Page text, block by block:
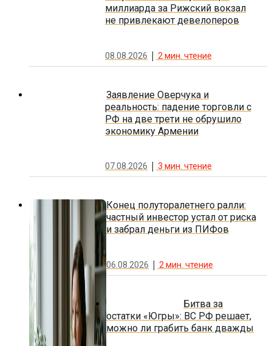
миллиарда за Рижский вокзал
не привлекают девелоперов
08.08.2026 2 мин. чтение
Заявление Оверчука и
реальность: падение торговли с
РФ на две трети не обрушило
экономику Армении
07.08.2026 3 мин. чтение
Конец полуторалетнего ралли:
частный инвестор устал от риска
и забрал деньги из ПИФов
06.08.2026 2 мин. чтение
Битва за
остатки «Югры»: ВС РФ решает,
можно ли грабить банк дважды